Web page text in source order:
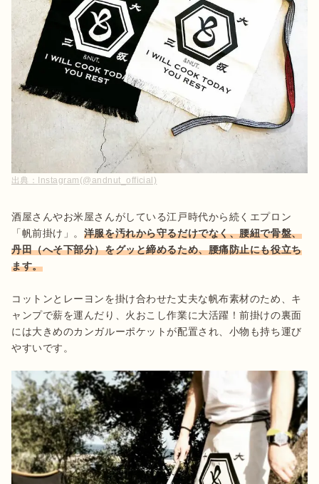
出典： Instagram(@andnut_official)
酒屋さんやお米屋さんがしている江戸時代から続くエプロン
「帆前掛け」。 洋服を汚れから守るだけでなく、腰紐で骨盤、
丹田（へそ下部分）をグッと締めるため、腰痛防止にも役立ち
ます。
コットンとレーヨンを掛け合わせた丈夫な帆布素材のため、キ
ャンプで薪を運んだり、火おこし作業に大活躍！前掛けの裏面
には大きめのカンガルーポケットが配置され、小物も持ち運び
やすいです。